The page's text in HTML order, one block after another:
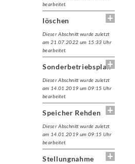
bearbeitet.
löschen
Dieser Abschnitt wurde zuletzt
am 21.07.2022 um 15:33 Uhr
bearbeitet.
Sonderbetriebsplan
Dieser Abschnitt wurde zuletzt
am 14.01.2019 um 09:15 Uhr
bearbeitet.
Speicher Rehden
Dieser Abschnitt wurde zuletzt
am 14.01.2019 um 09:15 Uhr
bearbeitet.
Stellungnahme